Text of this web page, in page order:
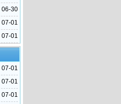
06-30
07-01
07-01
07-01
07-01
07-01